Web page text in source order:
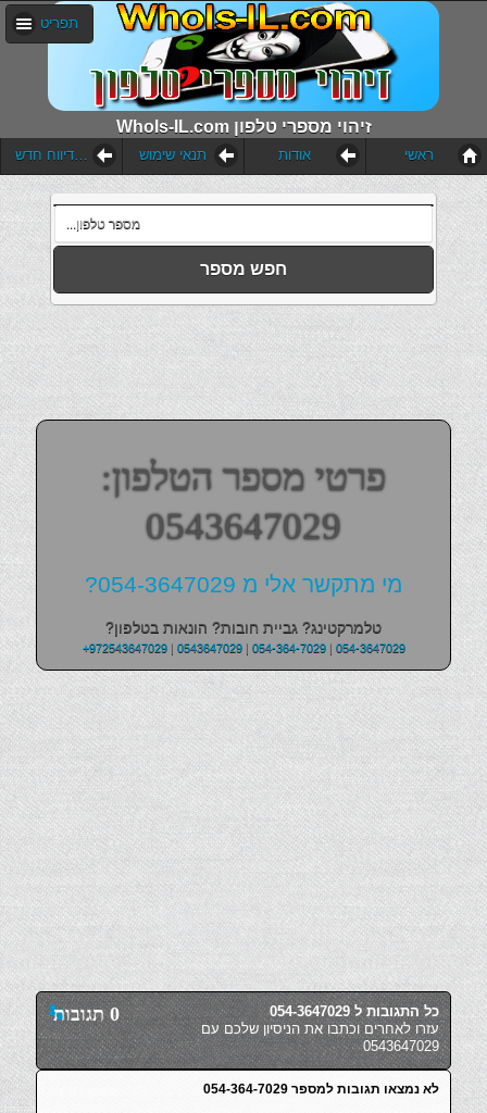
WhoIs-IL.com זיהוי מספרי טלפון
תפריט
הוסף דיווח חדש תנאי שימוש אודות ראשי
חפש מספר
פרטי מספר הטלפון:
0543647029
מי מתקשר אלי מ 054-3647029?
טלמרקטינג? גביית חובות? הונאות בטלפון?
+972543647029| 0543647029| 054-364-7029| 054-3647029
0 תגובות
כל התגובות ל 054-3647029
עזרו לאחרים וכתבו את הניסיון שלכם עם
0543647029
לא נמצאו תגובות למספר 054-364-7029